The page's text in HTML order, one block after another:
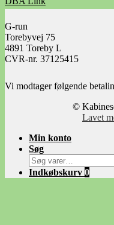
Facebook Link
G-run
Torebyvej 75
4891 Toreby L
CVR-nr. 37125415
Vi modtager følgende
©
Lavet
Min konto
Søg
Søg
efter:
Indkøbskurv 0